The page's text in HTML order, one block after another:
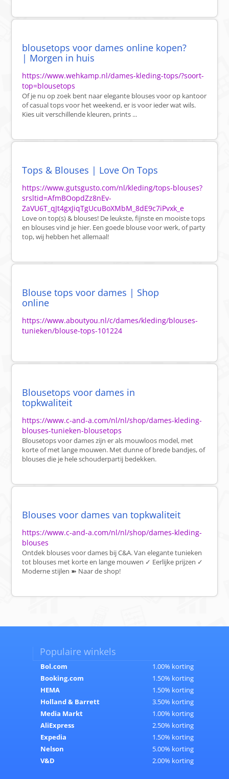
blousetops voor dames online kopen?
| Morgen in huis
https://www.wehkamp.nl/dames-kleding-tops/?soort-
top=blousetops
Of je nu op zoek bent naar elegante blouses voor op kantoor
of casual tops voor het weekend, er is voor ieder wat wils.
Kies uit verschillende kleuren, prints ...
Tops & Blouses | Love On Tops
https://www.gutsgusto.com/nl/kleding/tops-blouses?
srsltid=AfmBOopdZz8nEv-
ZaVU6T_qJt4gxJiqTgUcuBoXMbM_8dE9c7iPvxk_e
Love on top(s) & blouses! De leukste, fijnste en mooiste tops
en blouses vind je hier. Een goede blouse voor werk, of party
top, wij hebben het allemaal!
Blouse tops voor dames | Shop
online
https://www.aboutyou.nl/c/dames/kleding/blouses-
tunieken/blouse-tops-101224
Blousetops voor dames in
topkwaliteit
https://www.c-and-a.com/nl/nl/shop/dames-kleding-
blouses-tunieken-blousetops
Blousetops voor dames zijn er als mouwloos model, met
korte of met lange mouwen. Met dunne of brede bandjes, of
blouses die je hele schouderpartij bedekken.
Blouses voor dames van topkwaliteit
https://www.c-and-a.com/nl/nl/shop/dames-kleding-
blouses
Ontdek blouses voor dames bij C&A. Van elegante tunieken
tot blouses met korte en lange mouwen ✓ Eerlijke prijzen ✓
Moderne stijlen ➽ Naar de shop!
Populaire winkels
Bol.com
1.00% korting
Booking.com
1.50% korting
HEMA
1.50% korting
Holland & Barrett
3.50% korting
Media Markt
1.00% korting
AliExpress
2.50% korting
Expedia
1.50% korting
Nelson
5.00% korting
V&D
2.00% korting